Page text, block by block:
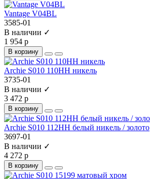
Vantage V04BL
3585-01
В наличии ✓
1 954 р
В корзину
Archie S010 110HH никель
3735-01
В наличии ✓
3 472 р
В корзину
Archie S010 112HH белый никель / золото
3697-01
В наличии ✓
4 272 р
В корзину